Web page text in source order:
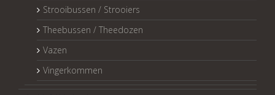
Strooibussen / Strooiers
Theebussen / Theedozen
Vazen
Vingerkommen